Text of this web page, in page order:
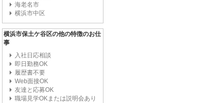
海老名市
横浜市中区
横浜市保土ケ谷区の他の特徴のお仕
事
入社日応相談
即日勤務OK
履歴書不要
Web面接OK
友達と応募OK
職場見学OKまたは説明会あり